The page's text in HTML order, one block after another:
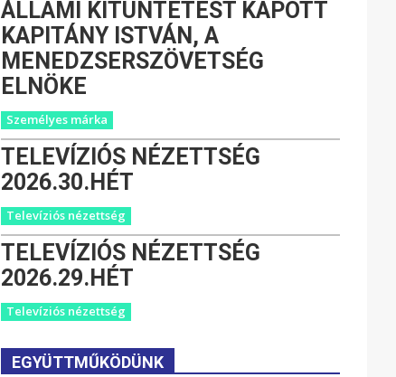
ÁLLAMI KITÜNTETÉST KAPOTT
KAPITÁNY ISTVÁN, A
MENEDZSERSZÖVETSÉG
ELNÖKE
Személyes márka
TELEVÍZIÓS NÉZETTSÉG
2026.30.HÉT
Televíziós nézettség
TELEVÍZIÓS NÉZETTSÉG
2026.29.HÉT
Televíziós nézettség
EGYÜTTMŰKÖDÜNK